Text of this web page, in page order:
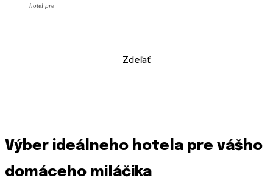
hotel pre
Zdeľať
Výber ideálneho hotela pre vášho
domáceho miláčika